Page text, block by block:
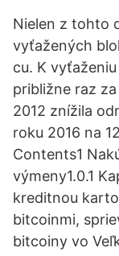
Nielen z tohto
vyťažených
cu. K
približne raz
2012 znížila
roku 2016 na
Contents1
výmeny1.0.1
kreditnou
bitcoinmi,
bitcoiny vo